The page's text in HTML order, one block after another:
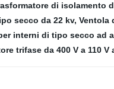
di isolamento
secco da 22 kv, Ventola
interni di tipo secco ad
trifase da 400 V a 110 V